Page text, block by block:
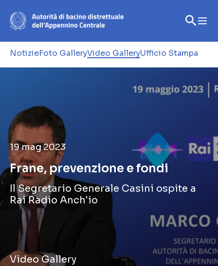
NotizieFoto GalleryVideo GalleryUfficio Stampa
19 mag 2023
Frane, prevenzione e fondi
Il Segretario Generale Casini ospite a
Rai Radio Anch'io
Video Gallery